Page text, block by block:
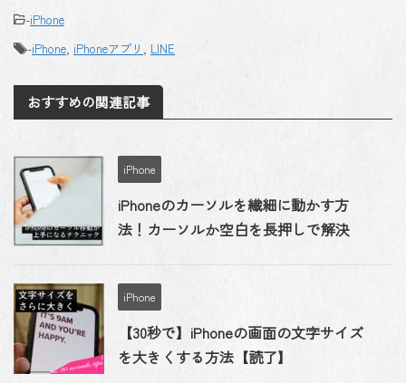
-iPhone
-iPhone iPhoneアプリ LINE
おすすめの関連記事
iPhone
iPhoneのカーソルを繊細に動かす方
法！カーソルか空白を長押しで解決
iPhone
【30秒で】iPhoneの画面の文字サイズ
を大きくする方法【読了】